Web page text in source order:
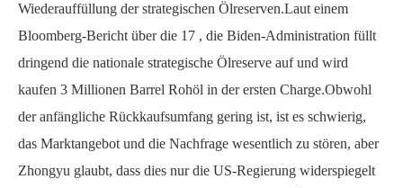
Wiederauffüllung der strategischen Ölreserven.Laut einem
Bloomberg-Bericht über die 17 , die Biden-Administration füllt
dringend die nationale strategische Ölreserve auf und wird
kaufen 3 Millionen Barrel Rohöl in der ersten Charge.Obwohl
der anfängliche Rückkaufsumfang gering ist, ist es schwierig,
das Marktangebot und die Nachfrage wesentlich zu stören, aber
Zhongyu glaubt, dass dies nur die US-Regierung widerspiegelt